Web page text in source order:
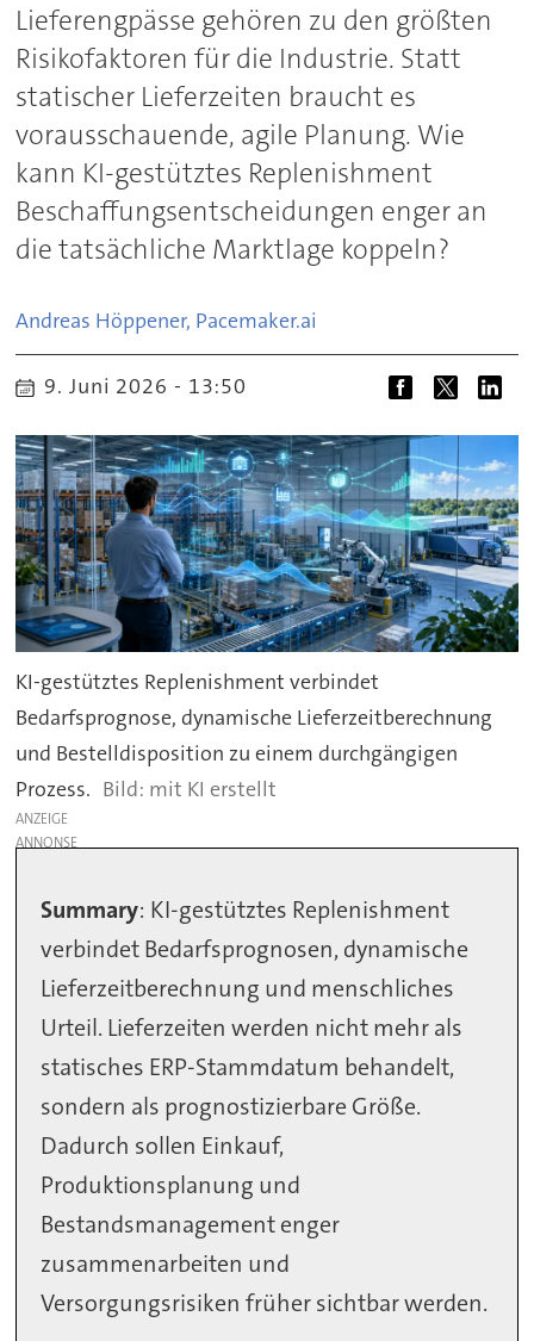
Lieferengpässe gehören zu den größten
Risikofaktoren für die Industrie. Statt
statischer Lieferzeiten braucht es
vorausschauende, agile Planung. Wie
kann KI-gestütztes Replenishment
Beschaffungsentscheidungen enger an
die tatsächliche Marktlage koppeln?
Andreas Höppener, Pacemaker.ai
9. Juni 2026 - 13:50
KI-gestütztes Replenishment verbindet
Bedarfsprognose, dynamische Lieferzeitberechnung
und Bestelldisposition zu einem durchgängigen
Prozess.
mit KI erstellt
ANZEIGE
Summary: KI-gestütztes Replenishment
verbindet Bedarfsprognosen, dynamische
Lieferzeitberechnung und menschliches
Urteil. Lieferzeiten werden nicht mehr als
statisches ERP-Stammdatum behandelt,
sondern als prognostizierbare Größe.
Dadurch sollen Einkauf,
Produktionsplanung und
Bestandsmanagement enger
zusammenarbeiten und
Versorgungsrisiken früher sichtbar werden.